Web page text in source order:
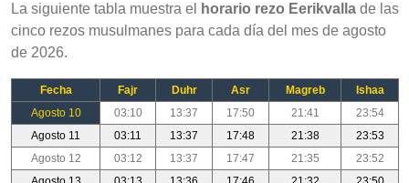
La siguiente tabla muestra el horario rezo Eerikvalla de las
cinco rezos musulmanes para cada día del mes de agosto
de 2026.
Fecha Fajr Duhr Asr Magreb
Ishaa
Agosto 10
03:10 13:37 17:50 21:41
23:54
Agosto 11
03:11 13:37 17:48 21:38
23:53
Agosto 12
03:12 13:37 17:47 21:35
23:52